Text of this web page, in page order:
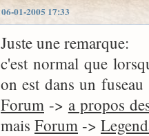
06-01-2005 17:33
Juste une remarque:
c'est normal que
on est dans un
Forum -> a propos
mais Forum ->